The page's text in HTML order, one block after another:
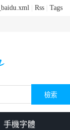
Rss Tags
手機字體